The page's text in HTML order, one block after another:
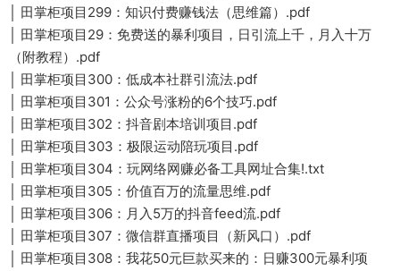
│ 田掌柜项目299：知识付费赚钱法（思维篇）.pdf
│ 田掌柜项目29：免费送的暴利项目，日引流上千，月入十万
（附教程）.pdf
│ 田掌柜项目300：低成本社群引流法.pdf
│ 田掌柜项目301：公众号涨粉的6个技巧.pdf
│ 田掌柜项目302：抖音剧本培训项目.pdf
│ 田掌柜项目303：极限运动陪玩项目.pdf
│ 田掌柜项目304：玩网络网赚必备工具网址合集!.txt
│ 田掌柜项目305：价值百万的流量思维.pdf
│ 田掌柜项目306：月入5万的抖音feed流.pdf
│ 田掌柜项目307：微信群直播项目（新风口）.pdf
│ 田掌柜项目308：我花50元巨款买来的：日赚300元暴利项